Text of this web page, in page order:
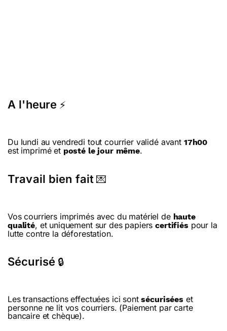
A l'heure ⚡
Du lundi au vendredi tout courrier validé avant 17h00
est imprimé et posté le jour même.
Travail bien fait 💌
Vos courriers imprimés avec du matériel de haute
qualité, et uniquement sur des papierscertifiés pour la
lutte contre la déforestation.
Sécurisé 🔒
Les transactions effectuées ici sontsécurisées et
personne ne lit vos courriers. (Paiement par carte
bancaire et chèque).